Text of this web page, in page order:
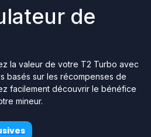
de
la valeur de votre T2 Turbo avec
basés sur les récompenses de
facilement découvrir le bénéfice
mineur.